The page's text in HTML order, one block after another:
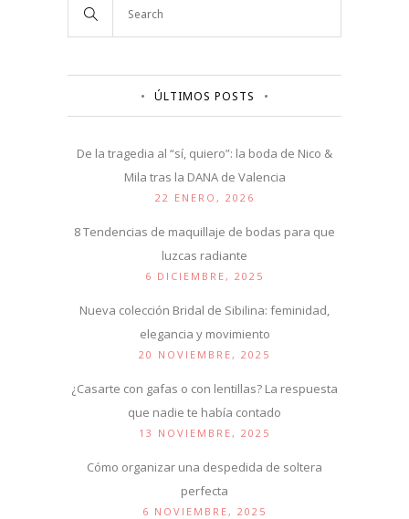
ÚLTIMOS POSTS
De la tragedia al “sí, quiero”: la boda de Nico &
Mila tras la DANA de Valencia
22 ENERO, 2026
8 Tendencias de maquillaje de bodas para que
luzcas radiante
6 DICIEMBRE, 2025
Nueva colección Bridal de Sibilina: feminidad,
elegancia y movimiento
20 NOVIEMBRE, 2025
¿Casarte con gafas o con lentillas? La respuesta
que nadie te había contado
13 NOVIEMBRE, 2025
Cómo organizar una despedida de soltera
perfecta
6 NOVIEMBRE, 2025